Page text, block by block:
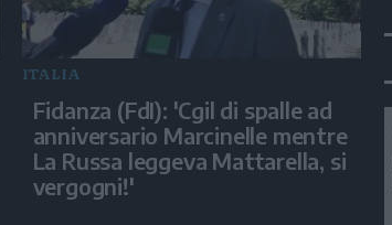
ITALIA
Fidanza (FdI): 'Cgil di spalle ad
anniversario Marcinelle mentre
La Russa leggeva Mattarella, si
vergogni!'